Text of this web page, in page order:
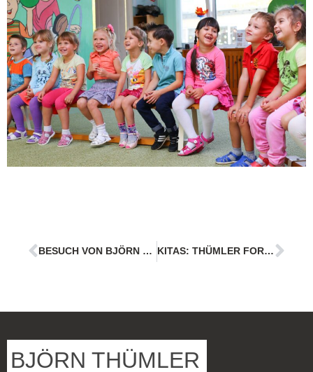
BESUCH VON BJÖRN THÜMLER BEI ETHICTRAIN: “HERAUSRAGENDES PROJEKT” BRAUCHT HILFE KITAS: THÜMLER FORDERT GELD FÜR AZUBIS
BJÖRN THÜMLER